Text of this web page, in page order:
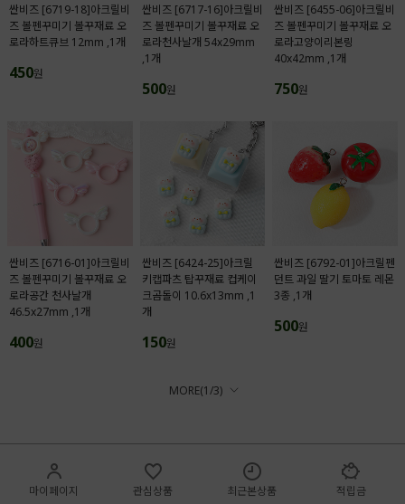
싼비즈 [6719-18]아크릴비
즈 볼펜꾸미기 볼꾸재료 오
로라하트큐브 12mm ,1개
450원
싼비즈 [6717-16]아크릴비
즈 볼펜꾸미기 볼꾸재료 오
로라천사날개 54x29mm
,1개
500원
싼비즈 [6455-06]아크릴비
즈 볼펜꾸미기 볼꾸재료 오
로라고양이리본링
40x42mm ,1개
750원
싼비즈 [6716-01]아크릴비
즈 볼펜꾸미기 볼꾸재료 오
로라공간 천사날개
46.5x27mm ,1개
400원
싼비즈 [6424-25]아크릴
키캡파츠 탑꾸재료 컵케이
크곰돌이 10.6x13mm ,1
개
150원
싼비즈 [6792-01]아크릴펜
던트 과일 딸기 토마토 레몬
3종 ,1개
500원
MORE(1/3)
마이페이지 관심상품 최근본상품 적립금